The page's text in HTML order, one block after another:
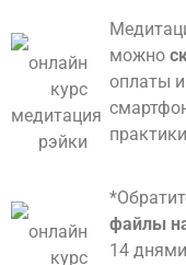
можно
оплаты
файлы
14